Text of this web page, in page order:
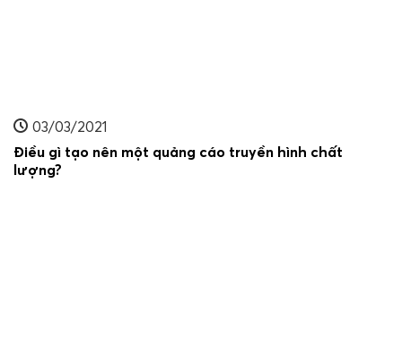
03/03/2021
Điều gì tạo nên một quảng cáo truyền hình chất
lượng?